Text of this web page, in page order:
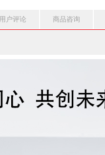
用户评论 商品咨询